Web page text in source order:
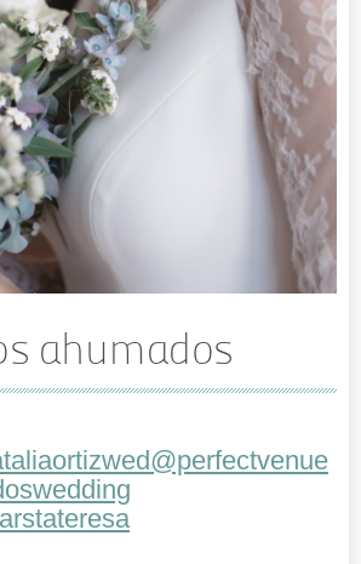
ahumados
@perfectvenue